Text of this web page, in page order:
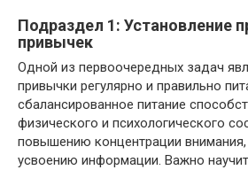
Подраздел 1: Установление
привычек
Одной из первоочередных задач
привычки регулярно и правильно
сбалансированное питание
физического и психологического
повышению концентрации
усвоению информации. Важно